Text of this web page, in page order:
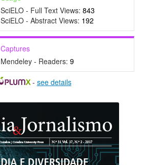
SciELO - Full Text Views: 843
SciELO - Abstract Views: 192
Captures
Mendeley - Readers: 9
- see details